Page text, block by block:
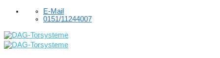
Skip
E-Mail
0151/11244007